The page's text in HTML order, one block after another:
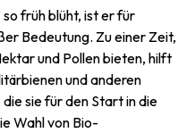
früh blüht, ist er für
Bedeutung. Zu einer Zeit,
und Pollen bieten, hilft
und anderen
sie für den Start in die
Wahl von Bio-